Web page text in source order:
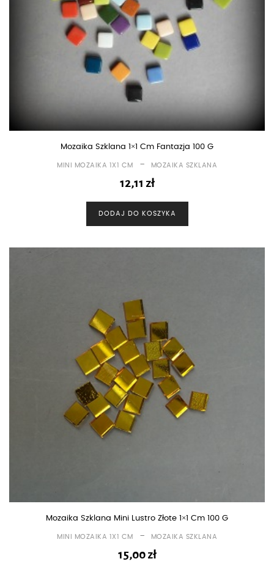
Mozaika Szklana 1×1 Cm Fantazja 100 G
MINI MOZAIKA 1X1 CM - MOZAIKA SZKLANA
12,11 zł
DODAJ DO KOSZYKA
Mozaika Szklana Mini Lustro Złote 1×1 Cm 100 G
MINI MOZAIKA 1X1 CM - MOZAIKA SZKLANA
15,00zł